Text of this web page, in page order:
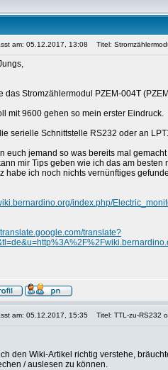
am: 05.12.2017, 13:08 Titel:
das Stromzählermodul PZEM-004T
mit 9600 gehen so mein erster Eindruck.
serielle Schnittstelle RS232 oder an
euch jemand so was bereits mal gemacht
mir Tips geben wie ich das am besten
habe ich noch nichts vernünftiges
index.php/
translate.google.com/translate?
am: 05.12.2017, 15:35 Titel: TTL-zu-RS232
den Wiki-Artikel richtig verstehe,
/ auslesen zu können.